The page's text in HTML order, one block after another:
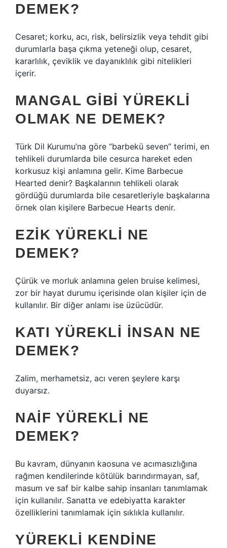
DEMEK?
Cesaret; korku, acı, risk, belirsizlik veya tehdit gibi
durumlarla başa çıkma yeteneği olup, cesaret,
kararlılık, çeviklik ve dayanıklılık gibi nitelikleri
içerir.
MANGAL GIBI YÜREKLI
OLMAK NE DEMEK?
Türk Dil Kurumu’na göre “barbekü seven” terimi, en
tehlikeli durumlarda bile cesurca hareket eden
korkusuz kişi anlamına gelir. Kime Barbecue
Hearted denir? Başkalarının tehlikeli olarak
gördüğü durumlarda bile cesaretleriyle başkalarına
örnek olan kişilere Barbecue Hearts denir.
EZIK YÜREKLI NE
DEMEK?
Çürük ve morluk anlamına gelen bruise kelimesi,
zor bir hayat durumu içerisinde olan kişiler için de
kullanılır. Bir diğer anlamı ise üzücüdür.
KATI YÜREKLI INSAN NE
DEMEK?
Zalim, merhametsiz, acı veren şeylere karşı
duyarsız.
NAIF YÜREKLI NE
DEMEK?
Bu kavram, dünyanın kaosuna ve acımasızlığına
rağmen kendilerinde kötülük barındırmayan, saf,
masum ve saf bir kalbe sahip insanları tanımlamak
için kullanılır. Sanatta ve edebiyatta karakter
özelliklerini tanımlamak için sıklıkla kullanılır.
YÜREKLI KENDINE